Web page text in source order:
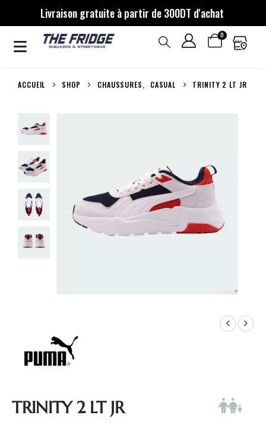
Livraison gratuite à partir de 300DT d'achat
0
ACCUEIL SHOP CHAUSSURES, CASUAL TRINITY 2 LT JR
TRINITY 2 LT JR